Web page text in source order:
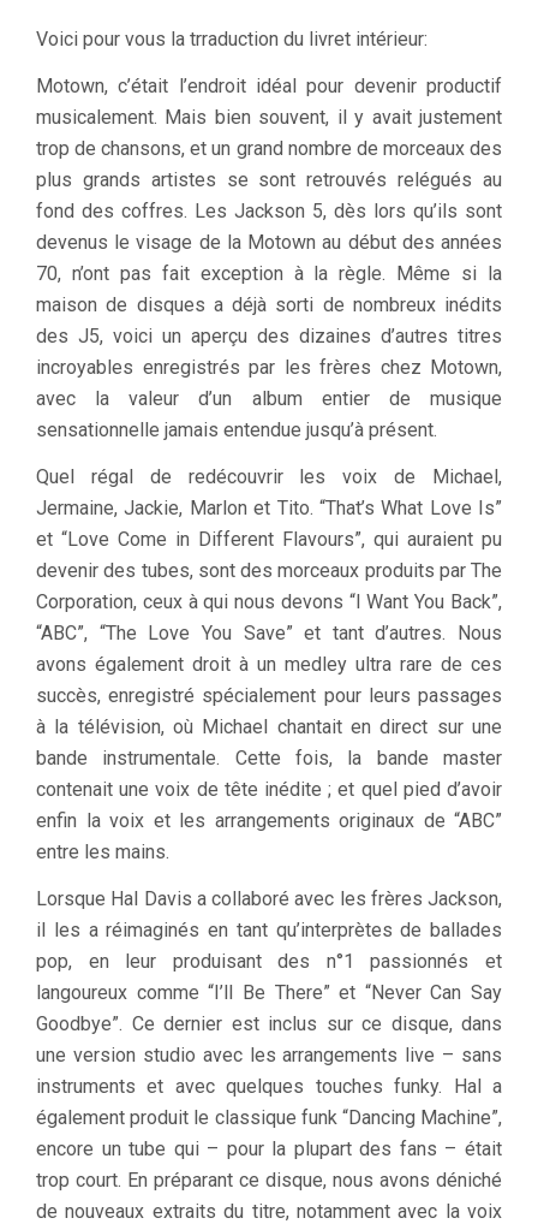
Voici pour vous la trraduction du livret intérieur:
Motown, c’était l’endroit idéal pour devenir productif
musicalement. Mais bien souvent, il y avait justement
trop de chansons, et un grand nombre de morceaux des
plus grands artistes se sont retrouvés relégués au
fond des coffres. Les Jackson 5, dès lors qu’ils sont
devenus le visage de la Motown au début des années
70, n’ont pas fait exception à la règle. Même si la
maison de disques a déjà sorti de nombreux inédits
des J5, voici un aperçu des dizaines d’autres titres
incroyables enregistrés par les frères chez Motown,
avec la valeur d’un album entier de musique
sensationnelle jamais entendue jusqu’à présent.
Quel régal de redécouvrir les voix de Michael,
Jermaine, Jackie, Marlon et Tito. “That’s What Love Is”
et “Love Come in Different Flavours”, qui auraient pu
devenir des tubes, sont des morceaux produits par The
Corporation, ceux à qui nous devons “I Want You Back”,
“ABC”, “The Love You Save” et tant d’autres. Nous
avons également droit à un medley ultra rare de ces
succès, enregistré spécialement pour leurs passages
à la télévision, où Michael chantait en direct sur une
bande instrumentale. Cette fois, la bande master
contenait une voix de tête inédite ; et quel pied d’avoir
enfin la voix et les arrangements originaux de “ABC”
entre les mains.
Lorsque Hal Davis a collaboré avec les frères Jackson,
il les a réimaginés en tant qu’interprètes de ballades
pop, en leur produisant des n°1 passionnés et
langoureux comme “I’ll Be There” et “Never Can Say
Goodbye”. Ce dernier est inclus sur ce disque, dans
une version studio avec les arrangements live – sans
instruments et avec quelques touches funky. Hal a
également produit le classique funk “Dancing Machine”,
encore un tube qui – pour la plupart des fans – était
trop court. En préparant ce disque, nous avons déniché
de nouveaux extraits du titre, notamment avec la voix